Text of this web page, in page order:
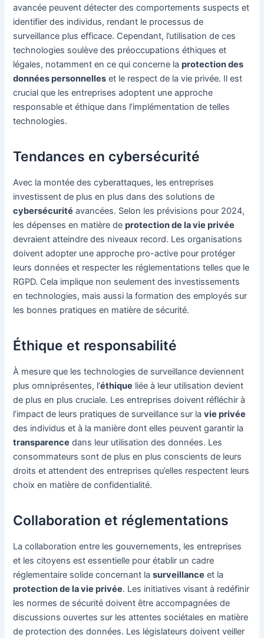
avancée peuvent détecter des comportements suspects et
identifier des individus, rendant le processus de
surveillance plus efficace. Cependant, l’utilisation de ces
technologies soulève des préoccupations éthiques et
légales, notamment en ce qui concerne laprotection des
données personnelles et le respect de la vie privée. Il est
crucial que les entreprises adoptent une approche
responsable et éthique dans l’implémentation de telles
technologies.
Tendances en cybersécurité
Avec la montée des cyberattaques, les entreprises
investissent de plus en plus dans des solutions de
cybersécurité avancées. Selon les prévisions pour 2024,
les dépenses en matière deprotection de la vie privée
devraient atteindre des niveaux record. Les organisations
doivent adopter une approche pro-active pour protéger
leurs données et respecter les réglementations telles que le
RGPD. Cela implique non seulement des investissements
en technologies, mais aussi la formation des employés sur
les bonnes pratiques en matière de sécurité.
Éthique et responsabilité
À mesure que les technologies de surveillance deviennent
plus omniprésentes, l’éthique liée à leur utilisation devient
de plus en plus cruciale. Les entreprises doivent réfléchir à
l’impact de leurs pratiques de surveillance sur lavie privée
des individus et à la manière dont elles peuvent garantir la
transparence dans leur utilisation des données. Les
consommateurs sont de plus en plus conscients de leurs
droits et attendent des entreprises qu’elles respectent leurs
choix en matière de confidentialité.
Collaboration et réglementations
La collaboration entre les gouvernements, les entreprises
et les citoyens est essentielle pour établir un cadre
réglementaire solide concernant lasurveillance et la
protection de la vie privée. Les initiatives visant à redéfinir
les normes de sécurité doivent être accompagnées de
discussions ouvertes sur les attentes sociétales en matière
de protection des données. Les législateurs doivent veiller